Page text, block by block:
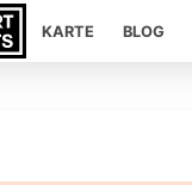
KARTE BLOG